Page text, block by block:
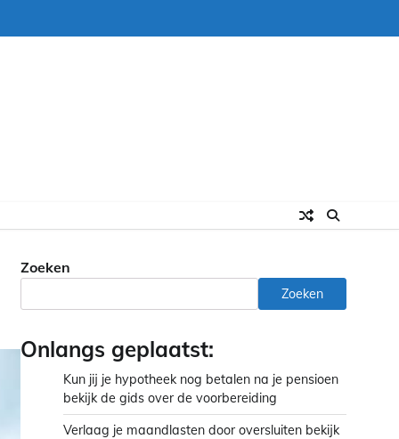
Zoeken
Zoeken
Onlangs geplaatst:
Kun jij je hypotheek nog betalen na je pensioen
bekijk de gids over de voorbereiding
Verlaag je maandlasten door oversluiten bekijk